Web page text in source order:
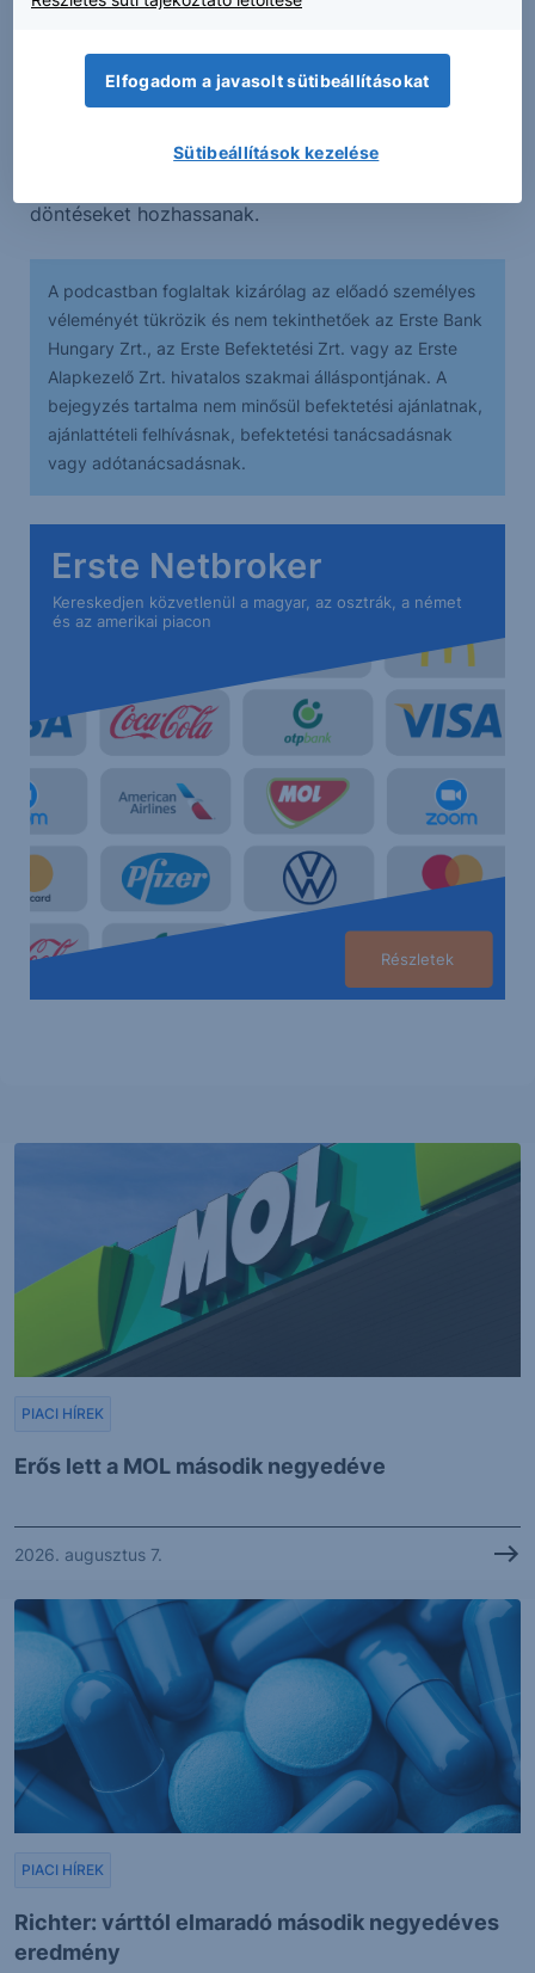
Szakértőink rendszeresen tájékoztatják a
eseményekről és információkról, a folyamatok
döntéseket hozhassanak.
A podcastban foglaltak kizárólag az előadó személyes
véleményét tükrözik és nem tekinthetőek az Erste Bank
Hungary Zrt., az Erste Befektetési Zrt. vagy az Erste
Alapkezelő Zrt. hivatalos szakmai álláspontjának. A
bejegyzés tartalma nem minősül befektetési ajánlatnak,
ajánlattételi felhívásnak, befektetési tanácsadásnak
vagy adótanácsadásnak.
Erste Netbroker
Kereskedjen közvetlenül a magyar, az osztrák, a német
és az amerikai piacon
Részletek
Erős lett a MOL második negyedéve
PIACI HÍREK
2026. augusztus 7.
Richter: várttól elmaradó második negyedéves
eredmény
PIACI HÍREK
Elfogadom a javasolt sütibeállításokat
Sütibeállítások kezelése